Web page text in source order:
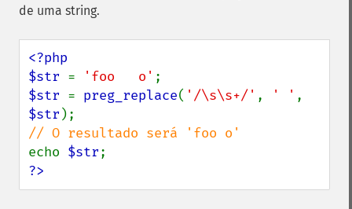
de uma string.
<?php
$str = 'foo   o'
$str = preg_replace( '/\s\s+/' , ' '
$str
echo $str
?>